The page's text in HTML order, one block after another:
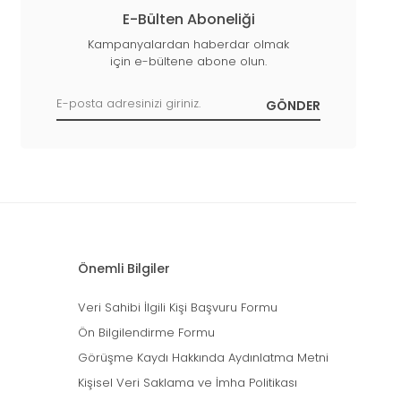
E-Bülten Aboneliği
Kampanyalardan haberdar olmak
için e-bültene abone olun.
Önemli Bilgiler
Veri Sahibi İlgili Kişi Başvuru Formu
Ön Bilgilendirme Formu
Görüşme Kaydı Hakkında Aydınlatma Metni
Kişisel Veri Saklama ve İmha Politikası